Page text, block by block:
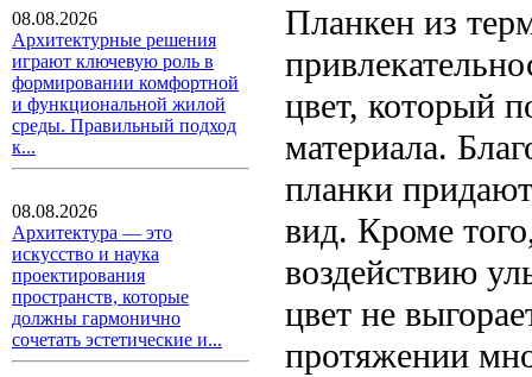
08.08.2026
Архитектурные решения
играют ключевую роль в
формировании комфортной
и функциональной жилой
среды. Правильный подход
к...
08.08.2026
Архитектура — это
искусство и наука
проектирования
пространств, которые
должны гармонично
сочетать эстетические и...
Планкен из
цвет, который
материала.
планки
вид. Кроме
воздействию
цвет не
протяжении